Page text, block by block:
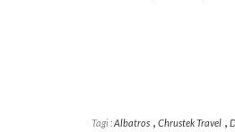
Tagi :Albatros , Chrustek Travel ,